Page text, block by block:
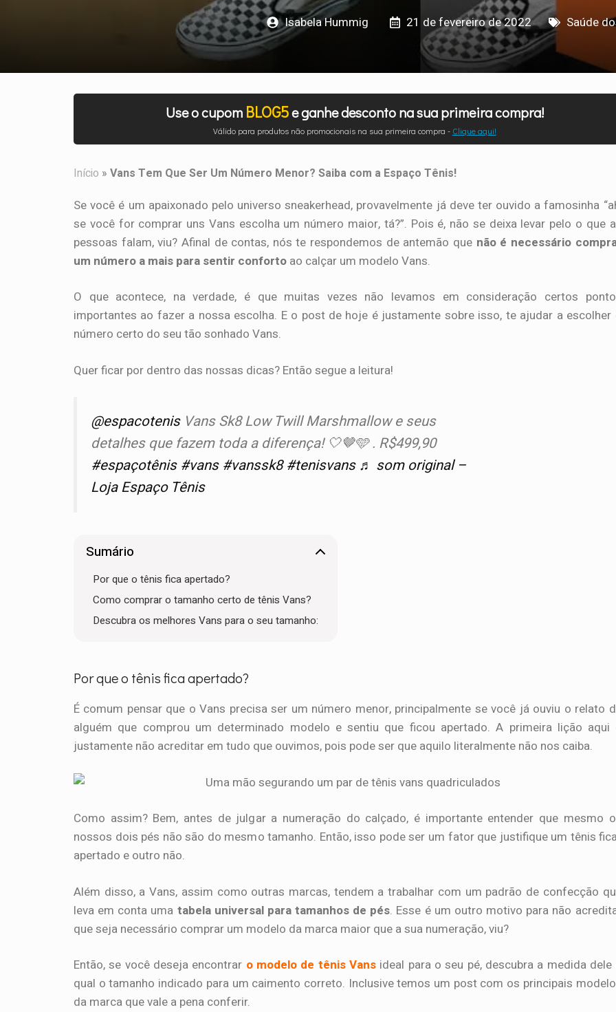
Isabela Hummig 21 de fevereiro de 2022 Saúde
Use o cupom BLOG5e ganhe desconto na sua primeira compra!
Válido para produtos não promocionais na sua primeira compra - Clique aqui!
Início » Vans Tem Que Ser Um Número Menor? Saiba com a Espaço Tênis!
Se você é um apaixonado pelo universo sneakerhead, provavelmente já deve ter ouvido a famosinha
se você for comprar uns Vans escolha um número maior, tá?”. Pois é, não se deixa levar pelo o que
pessoas falam, viu? Afinal de contas, nós te respondemos de antemão que não é necessário
um número a mais para sentir conforto ao calçar um modelo Vans.
O que acontece, na verdade, é que muitas vezes não levamos em consideração certos
importantes ao fazer a nossa escolha. E o post de hoje é justamente sobre isso, te ajudar a escolher
número certo do seu tão sonhado Vans.
Quer ficar por dentro das nossas dicas? Então segue a leitura!
@espacotenisVans Sk8 Low Twill Marshmallow e seus
detalhes que fazem toda a diferença! 🤍🤎🩵 . R$499,90
#espaçotênis #vans #vanssk8 #tenisvans ♬ som original –
Loja Espaço Tênis
Sumário
Por que o tênis fica apertado?
Como comprar o tamanho certo de tênis Vans?
Descubra os melhores Vans para o seu tamanho:
Por que o tênis fica apertado?
É comum pensar que o Vans precisa ser um número menor, principalmente se você já ouviu o relato
alguém que comprou um determinado modelo e sentiu que ficou apertado. A primeira lição aqui
justamente não acreditar em tudo que ouvimos, pois pode ser que aquilo literalmente não nos caiba.
Como assim? Bem, antes de julgar a numeração do calçado, é importante entender que mesmo
nossos dois pés não são do mesmo tamanho. Então, isso pode ser um fator que justifique um tênis
apertado e outro não.
Além disso, a Vans, assim como outras marcas, tendem a trabalhar com um padrão de confecção
leva em conta uma tabela universal para tamanhos de pés. Esse é um outro motivo para não
que seja necessário comprar um modelo da marca maior que a sua numeração, viu?
Então, se você deseja encontrar o modelo de tênis Vans ideal para o seu pé, descubra a medida dele
qual o tamanho indicado para um caimento correto. Inclusive temos um post com os principais
da marca que vale a pena conferir.